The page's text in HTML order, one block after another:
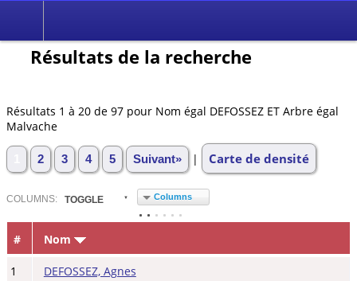
Résultats de la recherche
Résultats 1 à 20 de 97 pour Nom égal DEFOSSEZ ET Arbre égal
Malvache
2 3 4 5 Suivant» | Carte de densité
COLUMN S: TOGGLE Columns
# Nom
1
DEFOSSEZ, Agnes